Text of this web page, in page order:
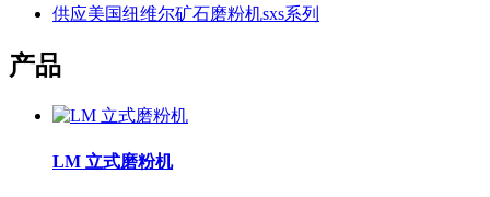
供应美国纽维尔矿石磨粉机sxs系列
产品
LM 立式磨粉机